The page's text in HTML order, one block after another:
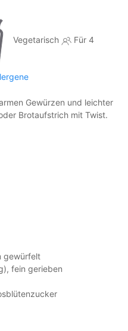
Vegetarisch Für 4
Gewürzen und leichter
Brotaufstrich mit Twist.
gewürfelt
fein gerieben